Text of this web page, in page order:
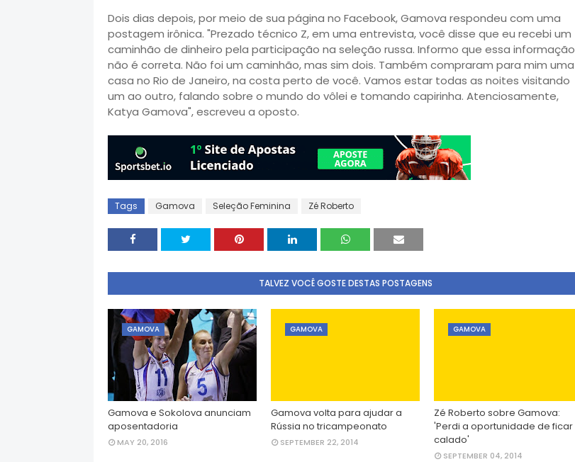
Dois dias depois, por meio de sua página no Facebook, Gamova respondeu com uma
postagem irônica. "Prezado técnico Z, em uma entrevista, você disse que eu recebi um
caminhão de dinheiro pela participação na seleção russa. Informo que essa informação
não é correta. Não foi um caminhão, mas sim dois. Também compraram para mim uma
casa no Rio de Janeiro, na costa perto de você. Vamos estar todas as noites visitando
um ao outro, falando sobre o mundo do vôlei e tomando capirinha. Atenciosamente,
Katya Gamova", escreveu a oposto.
Tags Gamova Seleção Feminina Zé Roberto
TALVEZ VOCÊ GOSTE DESTAS POSTAGENS
GAMOVA
Gamova e Sokolova anunciam
aposentadoria
MAY 20, 2016
GAMOVA
Gamova volta para ajudar a
Rússia no tricampeonato
SEPTEMBER 22, 2014
GAMOVA
Zé Roberto sobre Gamova:
'Perdi a oportunidade de ficar
calado'
SEPTEMBER 04, 2014